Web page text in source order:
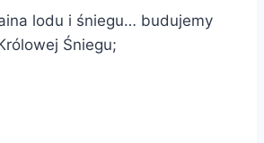
lodu i śniegu… budujemy
Śniegu;